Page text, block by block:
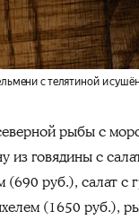
с телятиной и
рыбы с
говядины с
руб.), салат
(1650 руб.),